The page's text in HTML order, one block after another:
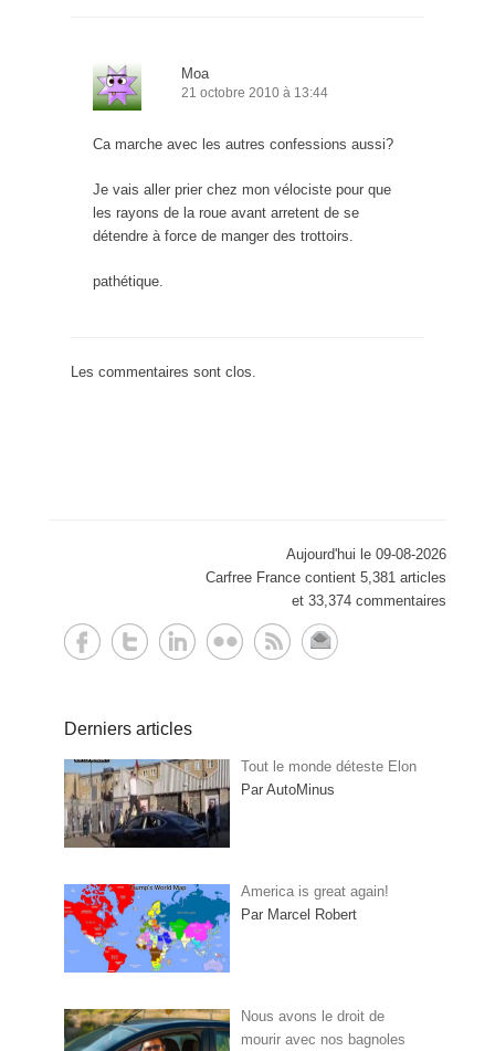
Moa
21 octobre 2010 à 13:44
Ca marche avec les autres confessions aussi?
Je vais aller prier chez mon vélociste pour que
les rayons de la roue avant arretent de se
détendre à force de manger des trottoirs.
pathétique.
Les commentaires sont clos.
Aujourd'hui le 09-08-2026
Carfree France contient 5,381 articles
et 33,374 commentaires
Derniers articles
Tout le monde déteste Elon
Par AutoMinus
America is great again!
Par Marcel Robert
Nous avons le droit de
mourir avec nos bagnoles